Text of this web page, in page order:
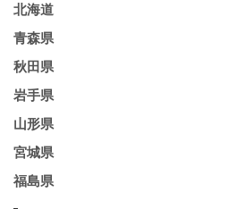
北海道
青森県
秋田県
岩手県
山形県
宮城県
福島県